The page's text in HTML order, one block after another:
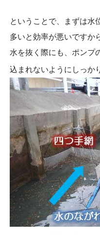
ということで、まずは水
多いと効率が悪いですか
水を抜く際にも、ポンプ
込まれないようにしっか